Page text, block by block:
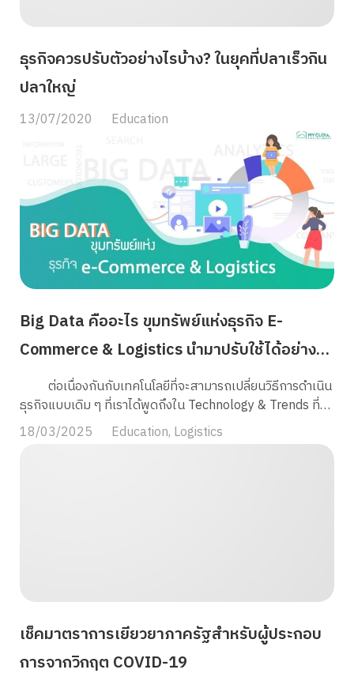
ธุรกิจควรปรับตัวอย่างไรบ้าง? ในยุคที่ปลาเร็วกิน
ปลาใหญ่
13/07/2020 Education
Big Data คืออะไร ขุมทรัพย์แห่งธุรกิจ E-
Commerce & Logistics นำมาปรับใช้ได้อย่างไร
ต่อเนื่องกันกับเทคโนโลยีที่จะสามารถเปลี่ยนวิธีการดำเนิน
ธุรกิจแบบเดิม ๆ ที่เราได้พูดถึงใน Technology & Trends ที่น่า
ลงทุนสำหรับธุรกิจ logistic ก็ยังมีอีกหลาย ๆ เทคโนโลยีที่ธุรกิจ
ต่าง ๆ เริ่มนำเข้ามาช่วยอำนวยความสะดวกในการดำเนินธุรกิจ
ด้าน E-Commerce และ Logistics ข้อมูลถูกสร้างขึ้นใหม่อยู่
เสมอโดยเทคโนโลยีดิจิทัล ไม่ว่าจะเป็น […]
18/03/2025 Education, Logistics
เช็คมาตราการเยียวยาภาครัฐสำหรับผู้ประกอบ
การจากวิกฤต COVID-19